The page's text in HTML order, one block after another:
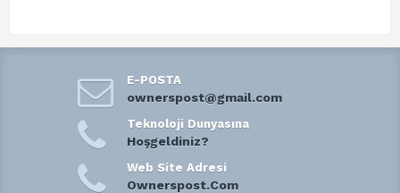
E-POSTA
ownerspost@gmail.com
Teknoloji Dunyasına
Hoşgeldiniz?
Web Site Adresi
Ownerspost.Com